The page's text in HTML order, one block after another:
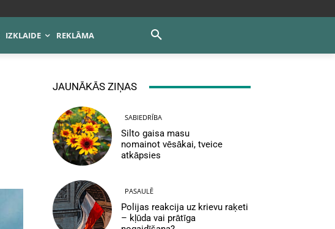
IZKLAIDE REKLĀMA
JAUNĀKĀS ZIŅAS
SABIEDRĪBA
Silto gaisa masu
nomainot vēsākai, tveice
atkāpsies
PASAULĒ
Polijas reakcija uz krievu raķeti
– kļūda vai prātīga